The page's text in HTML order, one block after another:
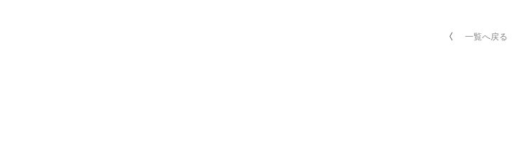
一覧へ戻る